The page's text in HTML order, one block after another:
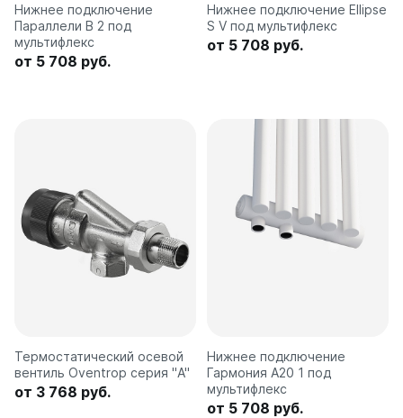
Нижнее подключение
Параллели В 2 под
мультифлекс
от 5 708 руб.
Нижнее подключение Ellipse
S V под мультифлекс
от 5 708 руб.
Термостатический осевой
вентиль Oventrop серия "A"
от 3 768 руб.
Нижнее подключение
Гармония А20 1 под
мультифлекс
от 5 708 руб.